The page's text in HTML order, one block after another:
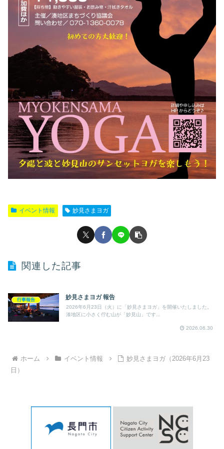
イベント情報 妙見さまヨガ
関連した記事
行事報告 妙見さまヨガ 報告
2026年6月23日（火）に「妙見さまヨガ」を開催いたしました。
湊地区に小さく佇む山が「妙見山」です...
2026.06.30
ホーム イベント情報
妙見さまヨガ（2026年6月23
日）